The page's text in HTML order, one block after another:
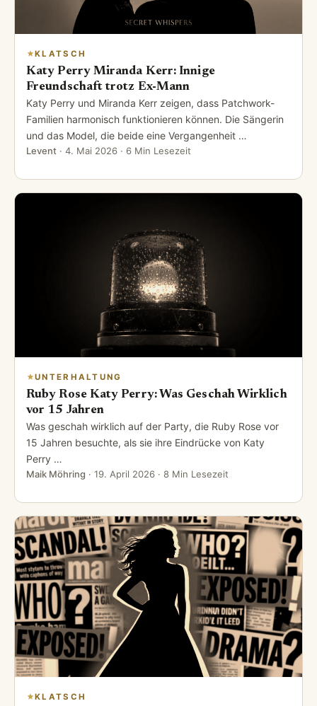
KLATSCH
Katy Perry Miranda Kerr: Innige
Freundschaft trotz Ex-Mann
Katy Perry und Miranda Kerr zeigen, dass Patchwork-
Familien harmonisch funktionieren können. Die Sängerin
und das Model, die beide eine Vergangenheit …
Levent · 4. Mai 2026 · 6 Min Lesezeit
UNTERHALTUNG
Ruby Rose Katy Perry: Was Geschah Wirklich
vor 15 Jahren
Was geschah wirklich auf der Party, die Ruby Rose vor
15 Jahren besuchte, als sie ihre Eindrücke von Katy
Perry …
Maik Möhring · 19. April 2026 · 8 Min Lesezeit
KLATSCH